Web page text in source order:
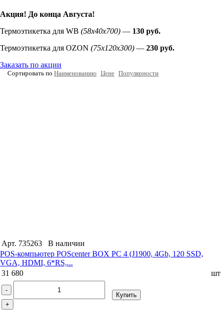
Акция! До конца Августа!
Термоэтикетка для WB (58х40х700) — 130 руб.
Термоэтикетка для OZON (75х120х300) — 230 руб.
Заказать по акции
Сортировать по Наименованию Цене Популярности
Арт. 735263
В наличии
POS-компьютер POScenter BOX PC 4 (J1900, 4Gb, 120 SSD,
VGA, HDMI, 6*RS,...
31 680
шт
-
+
Купить